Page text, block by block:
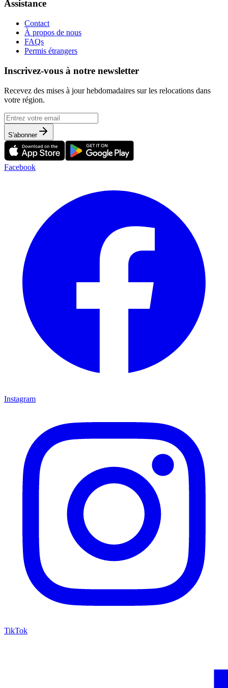
Assistance
Contact
À propos de nous
FAQs
Permis étrangers
Inscrivez-vous à notre newsletter
Recevez des mises à jour hebdomadaires sur les relocations dans
votre région.
S'abonner
Facebook
Instagram
TikTok